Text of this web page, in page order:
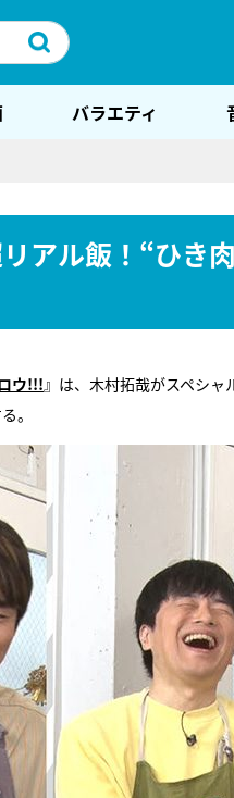
バラエティ
アル飯！“ひき
ウ!!!』は、木村拓哉がスペシ
。